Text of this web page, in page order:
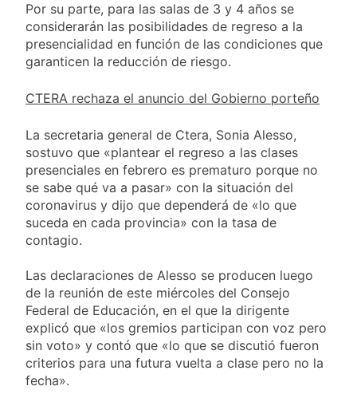
Por su parte, para las salas de 3 y 4 años se
considerarán las posibilidades de regreso a la
presencialidad en función de las condiciones que
garanticen la reducción de riesgo.
CTERA rechaza el anuncio del Gobierno porteño
La secretaria general de Ctera, Sonia Alesso,
sostuvo que «plantear el regreso a las clases
presenciales en febrero es prematuro porque no
se sabe qué va a pasar» con la situación del
coronavirus y dijo que dependerá de «lo que
suceda en cada provincia» con la tasa de
contagio.
Las declaraciones de Alesso se producen luego
de la reunión de este miércoles del Consejo
Federal de Educación, en el que la dirigente
explicó que «los gremios participan con voz pero
sin voto» y contó que «lo que se discutió fueron
criterios para una futura vuelta a clase pero no la
fecha».